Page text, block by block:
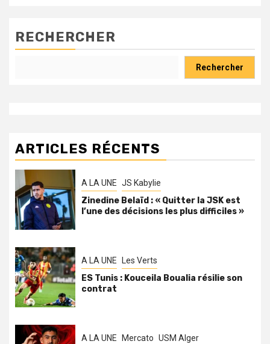
RECHERCHER
Rechercher
ARTICLES RÉCENTS
A LA UNE JS Kabylie
Zinedine Belaïd : « Quitter la JSK est
l’une des décisions les plus difficiles »
A LA UNE Les Verts
ES Tunis : Kouceila Boualia résilie son
contrat
A LA UNE Mercato USM Alger